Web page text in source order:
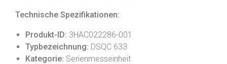
Technische Spezifikationen:
Produkt-ID: 3HAC022286-001
Typbezeichnung: DSQC 633
Kategorie: Serienmesseinheit